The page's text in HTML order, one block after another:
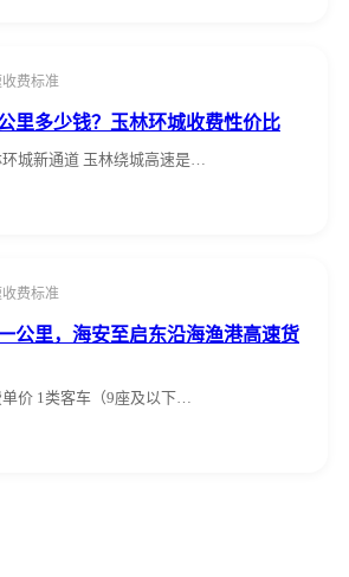
收费标准
里多少钱？玉林环城收费性价比
城新通道 玉林绕城高速是…
收费标准
公里，海安至启东沿海渔港高速货
价 1类客车（9座及以下…